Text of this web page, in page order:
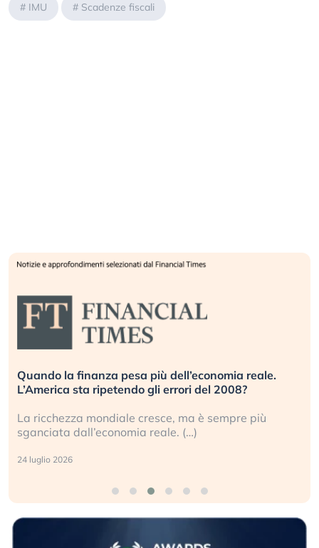
# IMU # Scadenze fiscali
Quando la finanza pesa più dell’economia reale.
L’America sta ripetendo gli errori del 2008?
La ricchezza mondiale cresce, ma è sempre più
sganciata dall’economia reale. (…)
24 luglio 2026